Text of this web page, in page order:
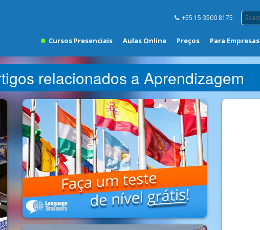
+55 15 3500 8175
Cursos Presenciais Aulas Online Preços Para Empresas
relacionados a Aprendizagem